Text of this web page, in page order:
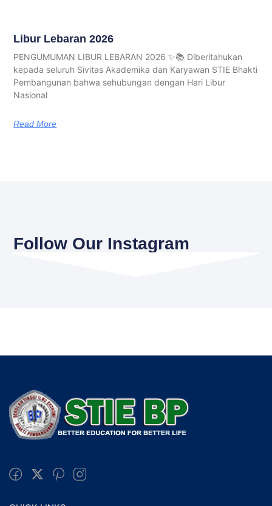
Libur Lebaran 2026
PENGUMUMAN LIBUR LEBARAN 2026 ✨📚 Diberitahukan
kepada seluruh Sivitas Akademika dan Karyawan STIE Bhakti
Pembangunan bahwa sehubungan dengan Hari Libur
Nasional
Read More
Follow Our Instagram